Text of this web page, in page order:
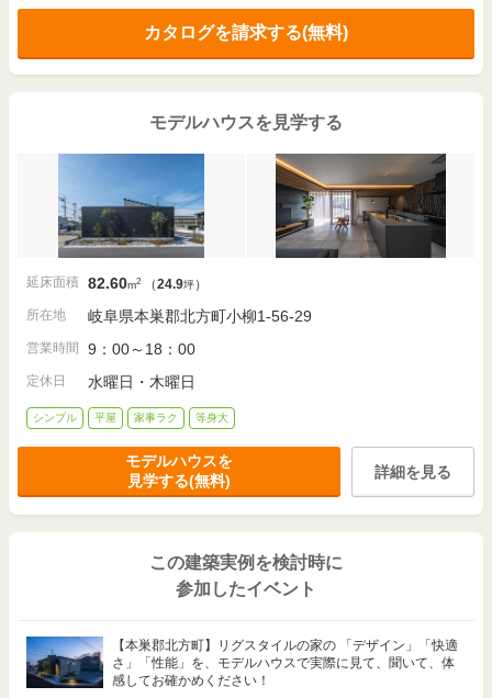
カタログを請求する(無料)
モデルハウスを見学する
延床面積 82.60m2 （24.9坪）
所在地
岐阜県本巣郡北方町小柳1-56-29
営業時間 9：00～18：00
定休日 水曜日・木曜日
シンプル 平屋 家事ラク 等身大
モデルハウスを
見学する(無料)
詳細を見る
この建築実例を検討時に
参加したイベント
【本巣郡北方町】リグスタイルの家の 「デザイン」「快適
さ」「性能」を、モデルハウスで実際に見て、聞いて、体
感してお確かめください！